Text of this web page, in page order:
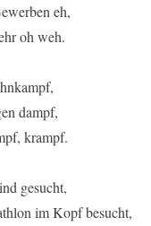
eh,
oh weh.
dampf,
krampf.
gesucht,
im Kopf besucht,